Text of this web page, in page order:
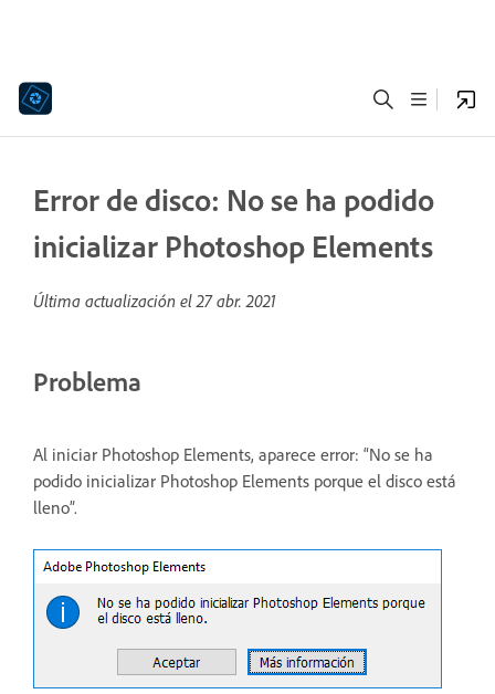
Error de disco: No se ha podido
inicializar Photoshop Elements
Última actualización el27 abr. 2021
Problema
Al iniciar Photoshop Elements, aparece error: “No se ha
podido inicializar Photoshop Elements porque el disco está
lleno”.